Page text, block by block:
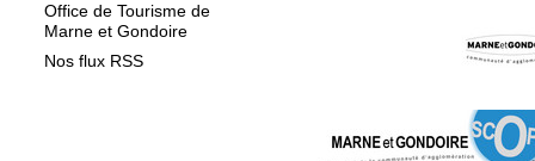
Office de Tourisme de
Marne et Gondoire
Nos flux RSS